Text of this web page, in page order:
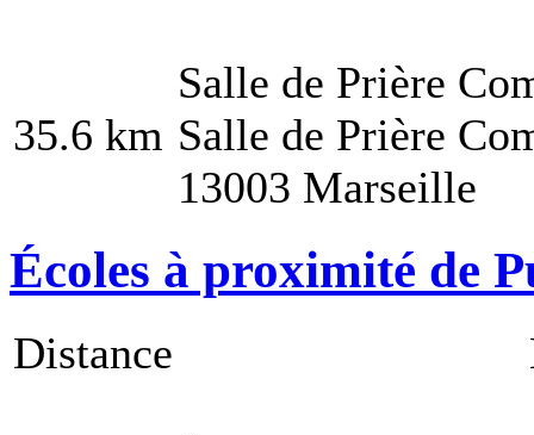
35.6 km
Salle de Prière
Salle de Prière
13003 Marseille
Écoles à proximité de
Distance